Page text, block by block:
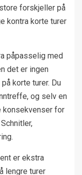
forskjeller på
kontra korte turer
påpasselig med
det er ingen
korte turer. Du
og selv en
konsekvenser for
er ekstra
lengre turer